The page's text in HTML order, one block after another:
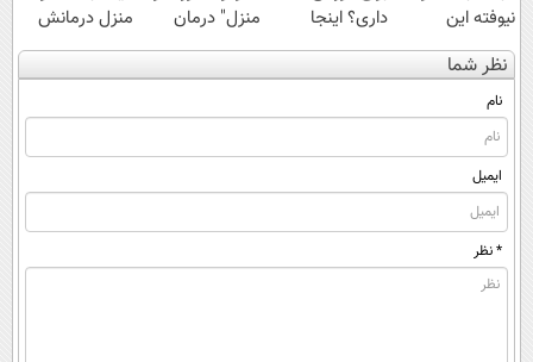
نیوفته این
دمنوش گیاهی
رو فراموش نکن
😨
داری؟ اینجا
سریع بفروشش
منزل" درمان
کنی؟ (◂فیلم +
◂پرسش‌نامه)
منزل درمانش
کن
(◀پرسش‌نامه)
نظر شما
نام
ایمیل
* نظر